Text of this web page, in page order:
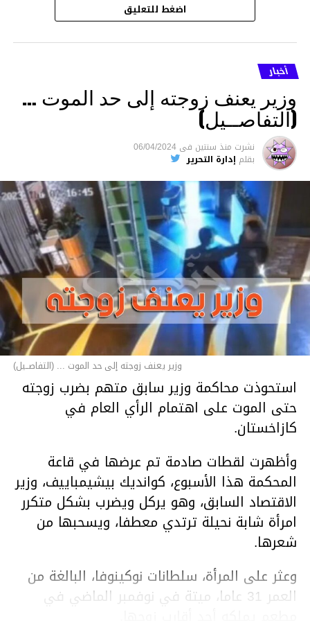
اضغط للتعليق
أخبار
وزير يعنف زوجته إلى حد الموت …
(التفاصــيل)
نشرت منذ سنتين فى 06/04/2024
بقلم إدارة التحرير
وزير يعنف زوجته إلى حد الموت ... (التفاصــيل)
استحوذت محاكمة وزير سابق متهم بضرب زوجته
حتى الموت على اهتمام الرأي العام في
كازاخستان.
وأظهرت لقطات صادمة تم عرضها في قاعة
المحكمة هذا الأسبوع، كوانديك بيشيمباييف، وزير
الاقتصاد السابق، وهو يركل ويضرب بشكل متكرر
امرأة شابة نحيلة ترتدي معطفا، ويسحبها من
شعرها.
وعثر على المرأة، سلطانات نوكينوفا، البالغة من
العمر 31 عاما، ميتة في نوفمبر الماضي في